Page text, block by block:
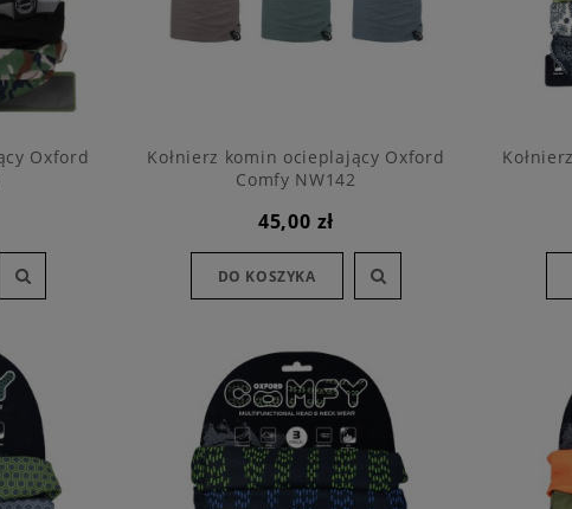
Oxford
Kołnierz komin ocieplający Oxford
Comfy NW142
45,00 zł
DO KOSZYKA